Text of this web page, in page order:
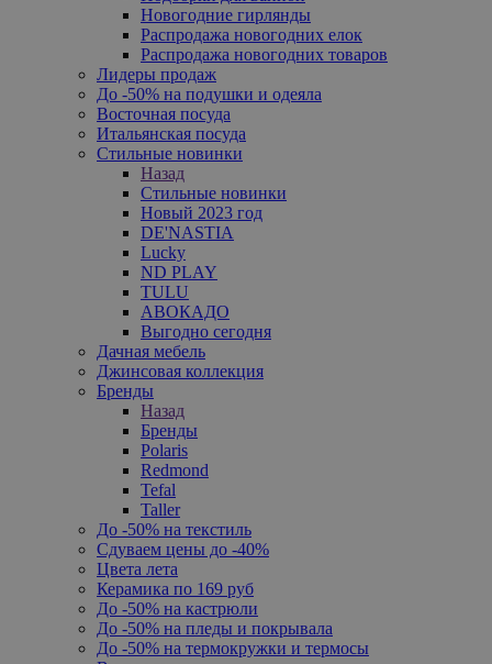
Новогодние гирлянды
Распродажа новогодних елок
Распродажа новогодних товаров
Лидеры продаж
До -50% на подушки и одеяла
Восточная посуда
Итальянская посуда
Стильные новинки
Назад
Стильные новинки
Новый 2023 год
DE'NASTIA
Lucky
ND PLAY
TULU
АВОКАДО
Выгодно сегодня
Дачная мебель
Джинсовая коллекция
Бренды
Назад
Бренды
Polaris
Redmond
Tefal
Taller
До -50% на текстиль
Сдуваем цены до -40%
Цвета лета
Керамика по 169 руб
До -50% на кастрюли
До -50% на пледы и покрывала
До -50% на термокружки и термосы